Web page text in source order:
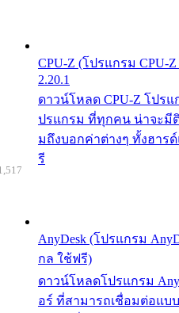
CPU-Z (โปรแกรม CPU-
2.20.1
ดาวน์โหลด CPU-Z โปร
ปรแกรม ที่ทุกคน น่าจะมีติ
มถึงบอกค่าต่างๆ ทั้งฮาร
รี
AnyDesk (โปรแกรม
กล ใช้ฟรี)
ดาวน์โหลดโปรแกรม
อร์ ที่สามารถเชื่อมต่อแบ